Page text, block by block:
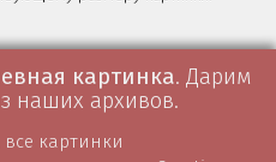
картинка. Дарим
наших архивов.
картинки